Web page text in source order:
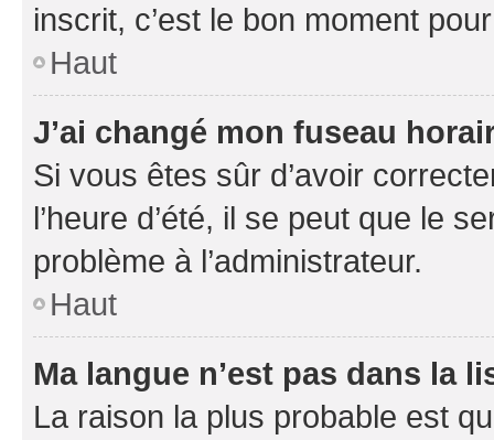
inscrit, c’est le bon moment
Haut
J’ai changé mon fuseau
Si vous êtes sûr d’avoir
l’heure d’été, il se peut que le
problème à l’administrateur.
Haut
Ma langue n’est pas dans la
La raison la plus probable est